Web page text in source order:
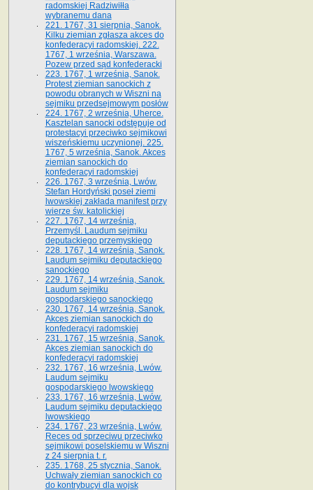
radomskiej Radziwiłła
wybranemu dana
221. 1767, 31 sierpnia, Sanok.
Kilku ziemian zgłasza akces do
konfederacyi radomskiej. 222.
1767, 1 września, Warszawa.
Pozew przed sąd konfederacki
223. 1767, 1 września, Sanok.
Protest ziemian sanockich z
powodu obranych w Wiszni na
sejmiku przedsejmo­wym posłów
224. 1767, 2 września, Uherce.
Kasztelan sanocki odstępuje od
protestacyi przeciwko sejmikowi
wiszeńskiemu uczynionej. 225.
1767, 5 września, Sanok. Akces
ziemian sanockich do
konfederacyi radomskiej
226. 1767, 3 września, Lwów.
Stefan Hordyński poseł ziemi
lwowskiej zakłada manifest przy
wierze św. ka­tolickiej
227. 1767, 14 września,
Przemyśl. Laudum sejmiku
deputackiego przemyskiego
228. 1767, 14 września, Sanok.
Laudum sejmiku deputackiego
sanockiego
229. 1767, 14 września, Sanok.
Laudum sejmiku
gospodarskiego sanockiego
230. 1767, 14 września, Sanok.
Akces ziemian sanockich do
konfederacyi radomskiej
231. 1767, 15 września, Sanok.
Akces ziemian sanockich do
konfederacyi radomskiej
232. 1767, 16 września, Lwów.
Laudum sejmiku
gospodarskiego lwowskiego
233. 1767, 16 września, Lwów.
Laudum sejmiku deputackiego
lwowskiego
234. 1767, 23 września, Lwów.
Reces od sprzeciwu przeciwko
sejmikowi poselskiemu w Wiszni
z 24 sierpnia t. r.
235. 1768, 25 stycznia, Sanok.
Uchwały ziemian sanockich co
do kontrybucyi dla wojsk